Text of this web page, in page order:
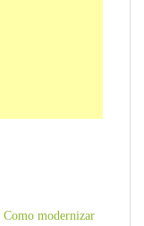
Como modernizar